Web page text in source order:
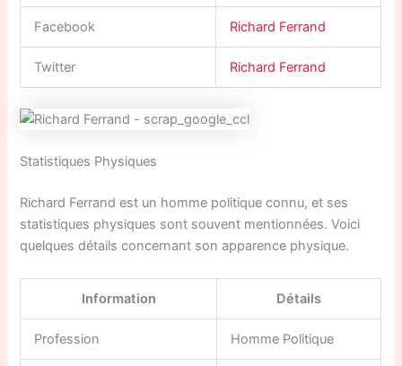
Facebook Richard Ferrand
Twitter Richard Ferrand
Statistiques Physiques
Richard Ferrand est un homme politique connu, et ses
statistiques physiques sont souvent mentionnées. Voici
quelques détails concernant son apparence physique.
Information Détails
Profession Homme Politique